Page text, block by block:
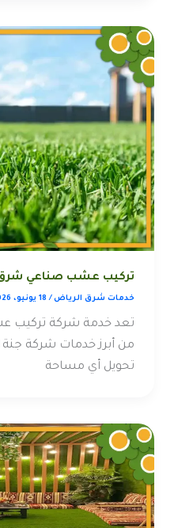
تركيب عشب صناعي شرق
خدمات شرق الرياض/ 18 يونيو، 2026
تعد خدمة شركة تركيب
من أبرز خدمات شركة
تحويل أي مساحة